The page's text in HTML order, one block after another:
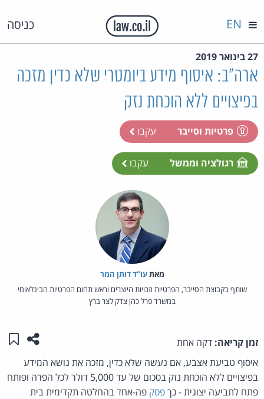
כניסה EN
27 בינואר 2019
ארה"ב: איסוף מידע ביומטרי שלא כדין מזכה
בפיצויים ללא הוכחת נזק
פרטיות וסייבר עקבו
רגולציה וממשל עקבו
מאת‏עו"ד דותן המר
שותף בקבוצת הסייבר, הפרטיות וזכויות היוצרים וראש תחום הפרטיות הבינלאומי
במשרד פרל כהן צדק לצר ברץ
זמן קריאה: דקה אחת שתפו
איסוף טביעת אצבע, אם נעשה שלא כדין, מזכה את נושא המידע
בפיצויים ללא הוכחת נזק בסכום של עד 5,000 דולר לכל הפרה ופותח
פתח לתביעה יצוגית - כךפסק פה-אחד בהחלטה תקדימית בית